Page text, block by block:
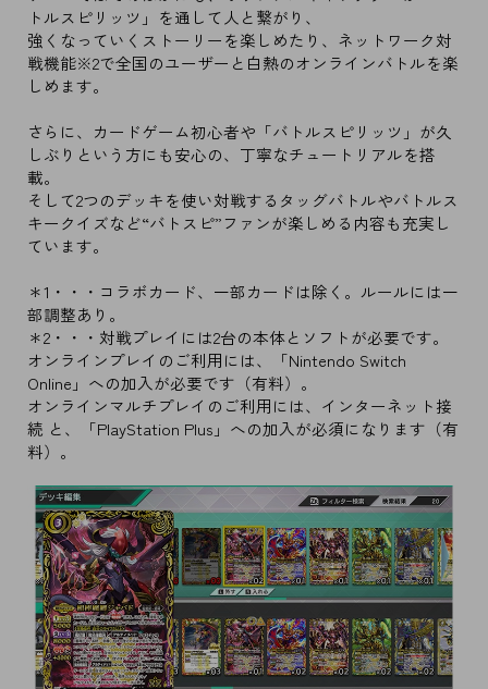
トルスピリッツ」を通して人と繋がり、
強くなっていくストーリーを楽しめたり、ネットワーク対
戦機能※2で全国のユーザーと白熱のオンラインバトルを楽
しめます。
さらに、カードゲーム初心者や「バトルスピリッツ」が久
しぶりという方にも安心の、丁寧なチュートリアルを搭
載。
そして2つのデッキを使い対戦するタッグバトルやバトルス
キークイズなど“バトスピ”ファンが楽しめる内容も充実し
ています。
＊1・・・コラボカード、一部カードは除く。ルールには一
部調整あり。
＊2・・・対戦プレイには2台の本体とソフトが必要です。
オンラインプレイのご利用には、「Nintendo Switch
Online」への加入が必要です（有料）。
オンラインマルチプレイのご利用には、インターネット接
続 と、「PlayStation Plus」への加入が必須になります（有
料）。